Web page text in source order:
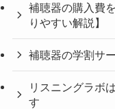
補聴器の購入費
りやすい解説】
補聴器の学割サ
リスニングラボ
す